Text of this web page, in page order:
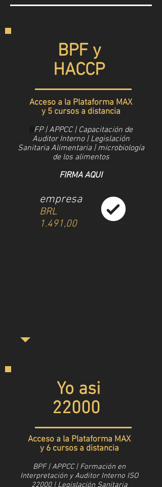
BPF y
HACCP
Acceso a la Plataforma MAX
y 5 cursos a distancia
BFP | APPCC | Capacitación de
Auditor Interno | Legislación
Sanitaria Alimentaria | microbiología
de los alimentos
FIRMA AQUI
empresa
BRL
1.491,00
Yo asi
22000
Acceso a la Plataforma MAX
y 6 cursos a distancia
BPF | APPCC | Formación en
Interpretación y Auditor Interno ISO
22000 | Legislación Sanitaria